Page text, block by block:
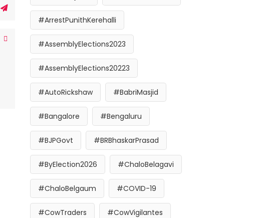
#ArrestPunithKerehalli
#AssemblyElections2023
#AssemblyElections20223
#AutoRickshaw #BabriMasjid
#Bangalore #Bengaluru
#BJPGovt #BRBhaskarPrasad
#ByElection2026 #ChaloBelagavi
#ChaloBelgaum #COVID-19
#CowTraders #CowVigilantes